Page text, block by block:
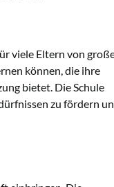
viele Eltern von
können, die ihre
bietet. Die Schule
zu fördern